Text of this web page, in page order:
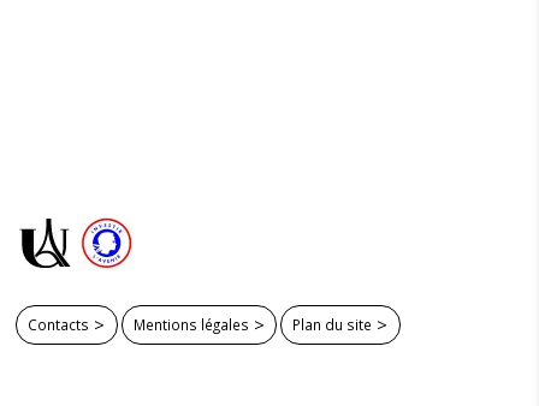
Contacts Mentions légales Plan du site